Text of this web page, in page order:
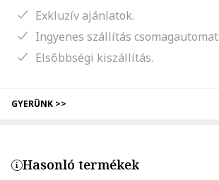
Exkluzív ajánlatok.
Ingyenes szállítás
Elsőbbségi kiszállítás.
GYERÜNK >>
Hasonló termékek